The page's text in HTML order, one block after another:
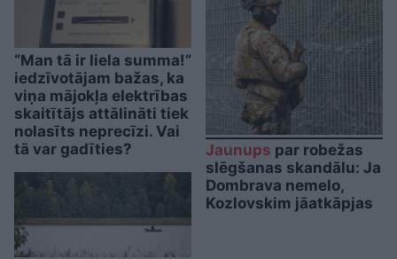
“Man tā ir liela summa!”
iedzīvotājam bažas, ka
viņa mājokļa elektrības
skaitītājs attālināti tiek
nolasīts neprecīzi. Vai
tā var gadīties?
Jaunups par robežas
slēgšanas skandālu: Ja
Dombrava nemelo,
Kozlovskim jāatkāpjas